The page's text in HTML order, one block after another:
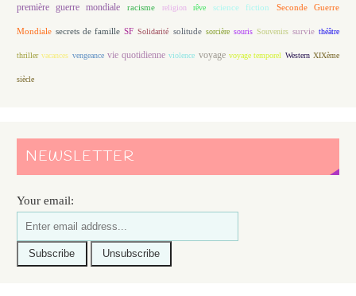
première guerre mondiale racisme religion rêve science fiction Seconde Guerre
Mondiale secrets de famille SF Solidarité solitude sorcière souris Souvenirs survie théâtre
thriller vacances vengeance vie quotidienne violence voyage voyage temporel Western XIXème
siècle
NEWSLETTER
Your email: